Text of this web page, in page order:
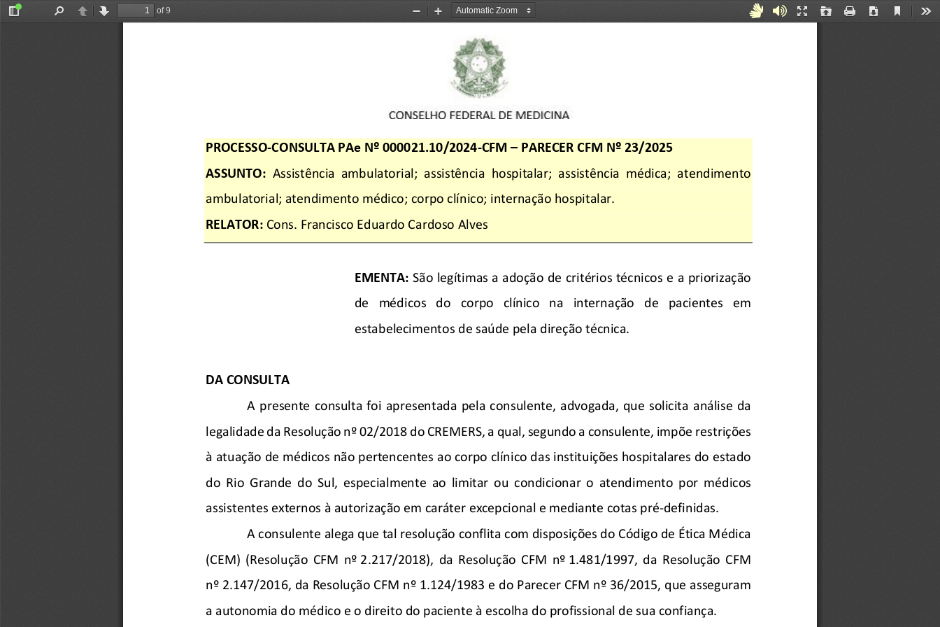
Toggle
PreviousNext
of 9
Acessibilidade
Áudiodescrição
Presentation
Open Print Download
Current
Zoom
Zoom
PROCESSO-CONSULTA PAe Nº 000021.10/2024-CFM –   PARECER CFM Nº 23/2025
ASSUNTO: Assistência ambulatorial;  assistência hospitalar; assistência  médica; atendimento
ambulatorial;  atendimento médico;  corpo clínico;  internação hospitalar.
RELATOR: Cons. Francisco Eduardo Cardoso Alves
EMENTA: São legítimas a adoção de critérios técnicos e a priorização
de   médicos   do   corpo   clínico   na   internação   de   pacientes   em
estabelecimentos de saúde pela direção técnica.
DA CONSULTA
A  presente  consulta  foi  apresentada
  pela  consulente,  advogada,  que  solicita  análise  da
legalidade da Resolução nº 02/2018 do CREMERS, a qual, segundo a consulente, impõe restrições
à atuação de médicos não pertencentes ao corpo clínico das instituições hospitalares do estado
do  Rio  Grande  do  Sul,  especialmente  ao  limitar  ou  condicionar  o  atendimento  por  médicos
assistentes externos à autorização em caráter excepcional e mediante cotas pré-definidas.
A consulente alega que tal resolução conflita com disposições do Código de Ética Médica
(CEM) (Resolução  CFM  nº 2.217/2018),  da  Resolução  CFM  nº 1.481/1997,  da  Resolução  CFM
nº 2.147/2016, da Resolução CFM nº 1.124/1983 e do Parecer CFM nº 36/2015, que asseguram
a autonomia do médico e o direito do paciente à escolha do profissional de sua confiança.